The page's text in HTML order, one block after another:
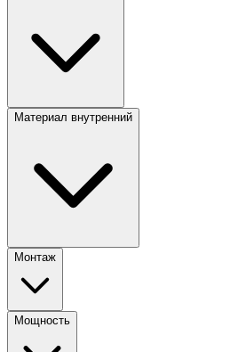
Материал внутренний
Монтаж
Мощность